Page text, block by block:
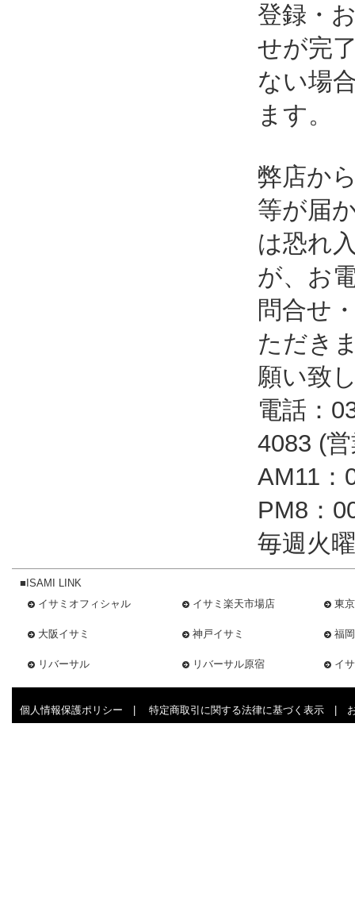
登録・
せが完
ない場
ます。
弊店か
等が届
は恐れ
が、お
問合せ
ただき
願い致
電話：
4083 (
AM11：
PM8：
毎週火
■ISAMI LINK
イサミオフィシャル
イサミ楽天市場店 東
大阪イサミ 神戸イサミ 福
リバーサル リバーサル原宿 イ
個人情報保護ポリシー 特定商取引に関する法律に基づく表示